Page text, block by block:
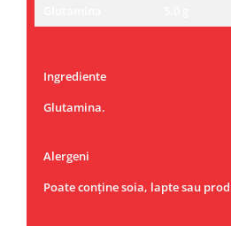
Ingrediente
Glutamina.
Alergeni
Poate conține soia, lapte sau